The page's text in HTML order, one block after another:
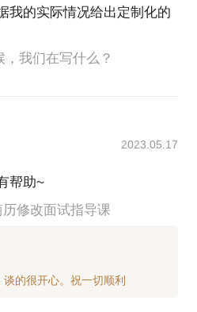
我的实际情况给出定制化的
我们在写什么？
2023.05.17
帮助~
修改面试指导课